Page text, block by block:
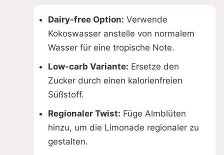
Dairy-free Option: Verwende
Kokoswasser anstelle von normalem
Wasser für eine tropische Note.
Low-carb Variante: Ersetze den
Zucker durch einen kalorienfreien
Süßstoff.
Regionaler Twist: Füge Almblüten
hinzu, um die Limonade regionaler zu
gestalten.